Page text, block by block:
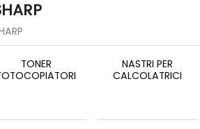
TONER
NASTRI PER
CALCOLATRICI